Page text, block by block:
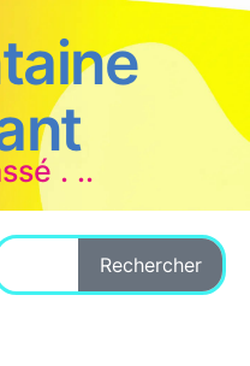
. ..
Rechercher